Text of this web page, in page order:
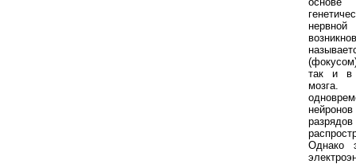
так и в
мозга.
Однако